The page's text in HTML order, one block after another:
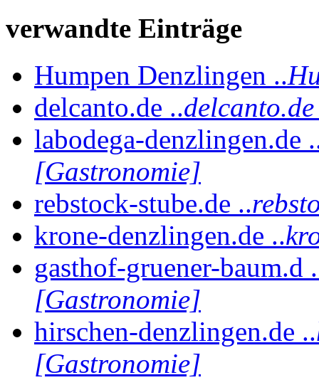
verwandte Einträge
Humpen Denzlingen ..
delcanto.de ..
labodega-denzlingen.de
[Gastronomie]
rebstock-stube.de ..
krone-denzlingen.de ..
gasthof-gruener-baum.d
[Gastronomie]
hirschen-denzlingen.de ..
[Gastronomie]